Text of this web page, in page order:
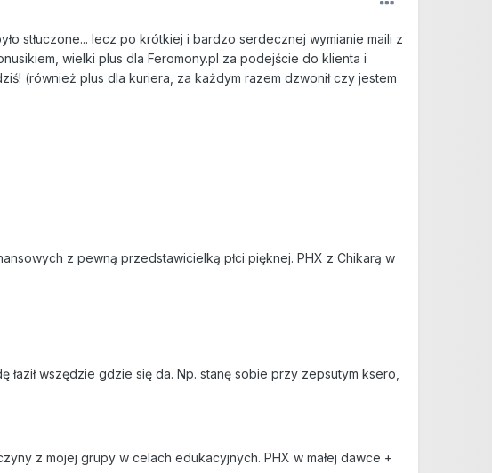
stłuczone... lecz po krótkiej i bardzo serdecznej wymianie maili z
wielki plus dla Feromony.pl za podejście do klienta i
(również plus dla kuriera, za każdym razem dzwonił czy jestem
z pewną przedstawicielką płci pięknej. PHX z Chikarą w
wszędzie gdzie się da. Np. stanę sobie przy zepsutym ksero,
z mojej grupy w celach edukacyjnych. PHX w małej dawce +